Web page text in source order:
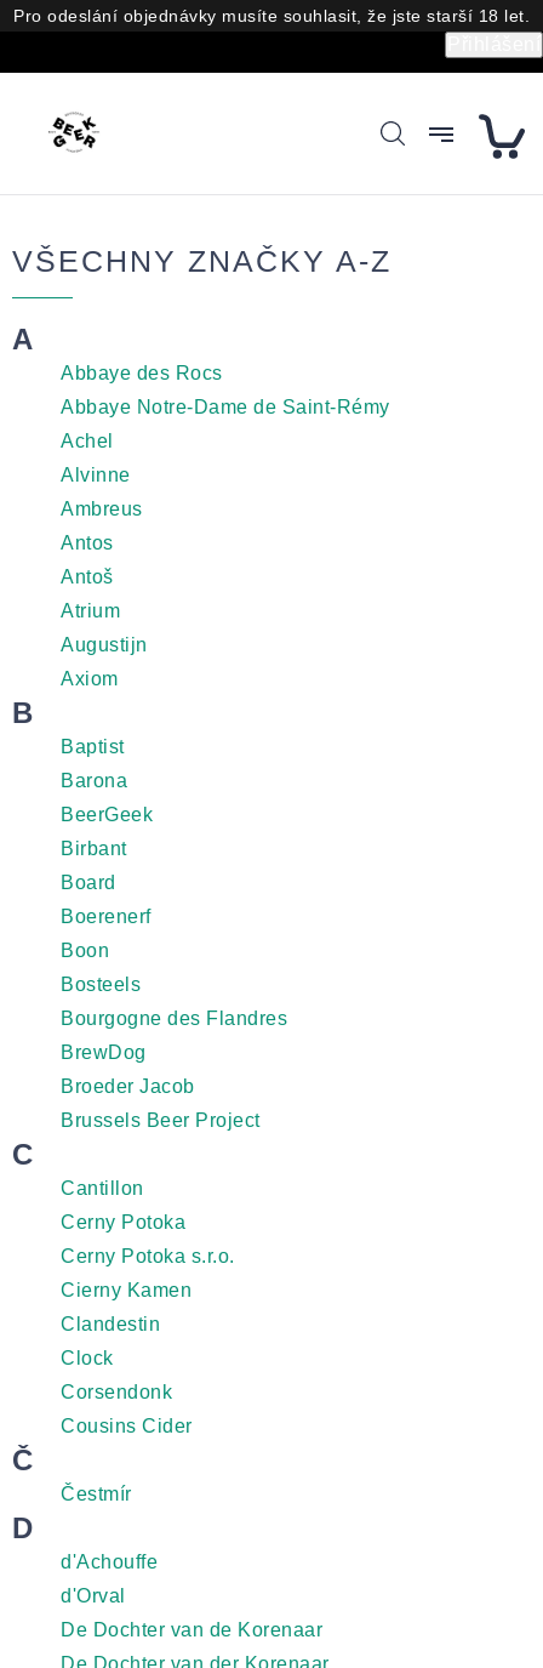
Přejít
na
Pro odeslání objednávky musíte souhlasit, že jste starší 18 let.
VŠECHNY ZNAČKY A-Z
A
Abbaye des Rocs
Abbaye Notre-Dame de Saint-Rémy
Achel
Alvinne
Ambreus
Antos
Antoš
Atrium
Augustijn
Axiom
B
Baptist
Barona
BeerGeek
Birbant
Board
Boerenerf
Boon
Bosteels
Bourgogne des Flandres
BrewDog
Broeder Jacob
Brussels Beer Project
C
Cantillon
Cerny Potoka
Cerny Potoka s.r.o.
Cierny Kamen
Clandestin
Clock
Corsendonk
Cousins Cider
Č
Čestmír
D
d'Achouffe
d'Orval
De Dochter van de Korenaar
De Dochter van der Korenaar